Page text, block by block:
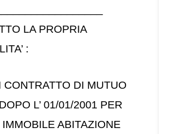
LA PROPRIA
:
CONTRATTO DI MUTUO
L’ 01/01/2001 PER
ABITAZIONE